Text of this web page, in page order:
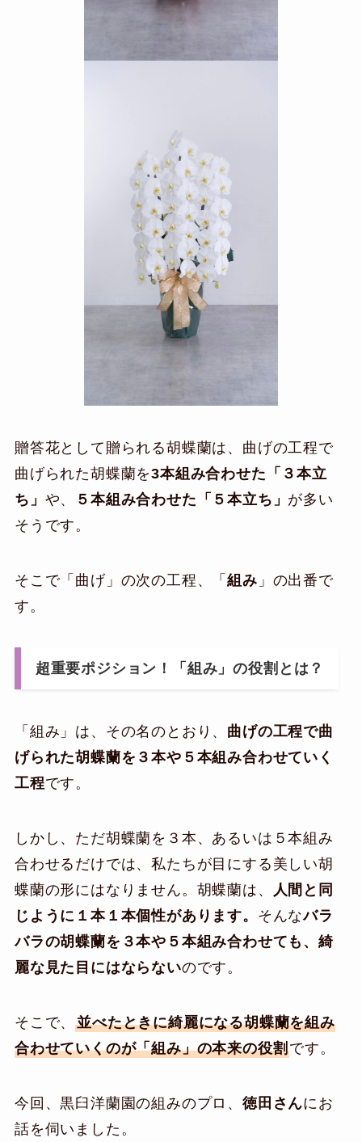
贈答花として贈られる胡蝶蘭は、曲げの工程で
曲げられた胡蝶蘭を3本組み合わせた「３本立
ち」 や、 ５本組み合わせた「５本立ち」 が多い
そうです。
そこで「曲げ」の次の工程、「組み 」の出番で
す。
超重要ポジション！「組み」の役割とは？
「組み」は、その名のとおり、 曲げの工程で曲
げられた胡蝶蘭を３本や５本組み合わせていく
工程です。
しかし、ただ胡蝶蘭を３本、あるいは５本組み
合わせるだけでは、私たちが目にする美しい胡
蝶蘭の形にはなりません。胡蝶蘭は、
人間と同
じように１本１本個性があります。 そんなバラ
バラの胡蝶蘭を３本や５本組み合わせても、綺
麗な見た目にはならないのです。
そこで、並べたときに綺麗になる胡蝶蘭を組み
合わせていくのが「組み」の本来の役割です。
今回、黒臼洋蘭園の組みのプロ、徳田さんにお
話を伺いました。